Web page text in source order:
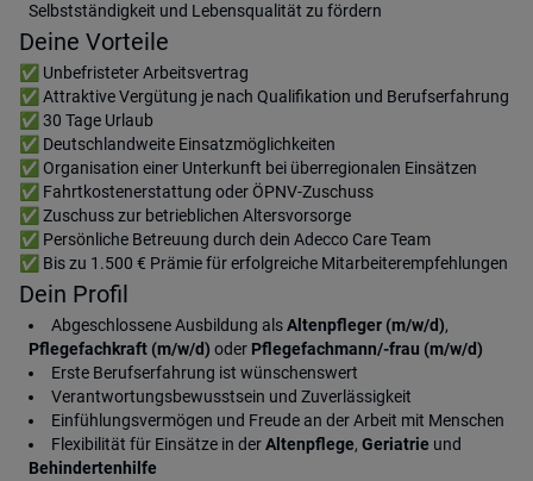
Selbstständigkeit und Lebensqualität zu fördern
Deine Vorteile
✅ Unbefristeter Arbeitsvertrag
✅ Attraktive Vergütung je nach Qualifikation und Berufserfahrung
✅ 30 Tage Urlaub
✅ Deutschlandweite Einsatzmöglichkeiten
✅ Organisation einer Unterkunft bei überregionalen Einsätzen
✅ Fahrtkostenerstattung oder ÖPNV-Zuschuss
✅ Zuschuss zur betrieblichen Altersvorsorge
✅ Persönliche Betreuung durch dein Adecco Care Team
✅ Bis zu 1.500 € Prämie für erfolgreiche Mitarbeiterempfehlungen
Dein Profil
Abgeschlossene Ausbildung alsAltenpfleger (m/w/d),
Pflegefachkraft (m/w/d) oder Pflegefachmann/-frau (m/w/d)
Erste Berufserfahrung ist wünschenswert
Verantwortungsbewusstsein und Zuverlässigkeit
Einfühlungsvermögen und Freude an der Arbeit mit Menschen
Flexibilität für Einsätze in derAltenpflege, Geriatrie und
Behindertenhilfe